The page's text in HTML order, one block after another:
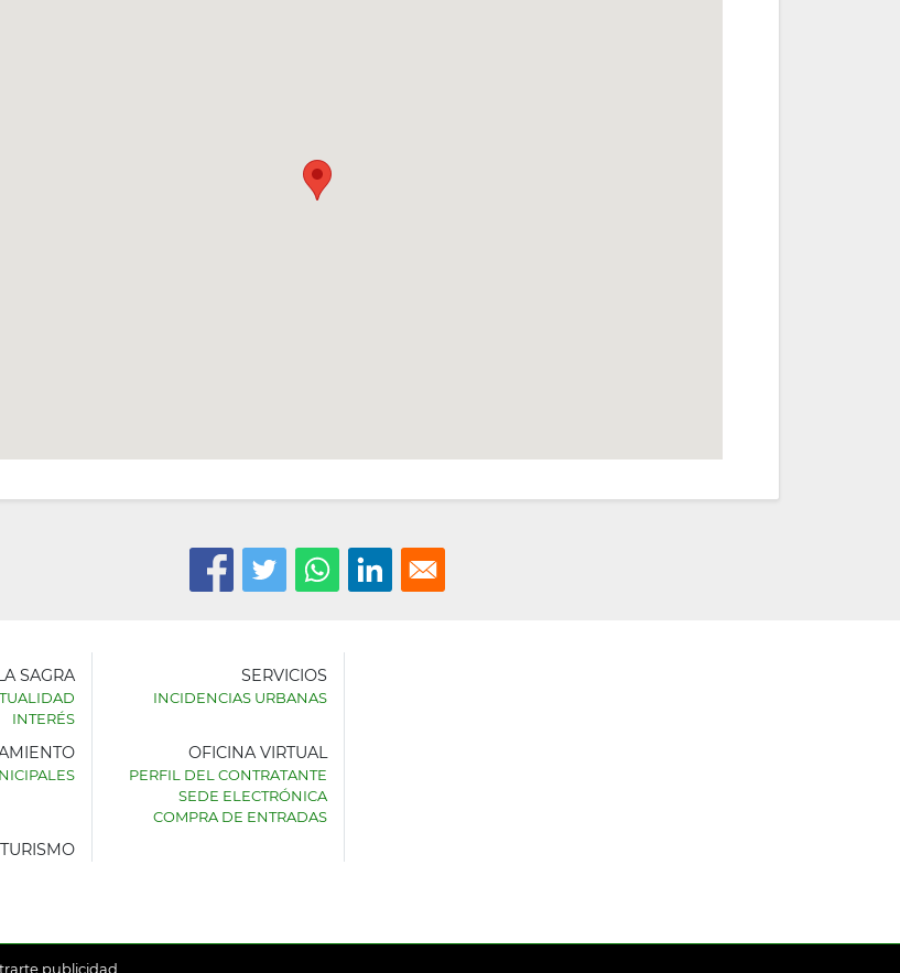
publicidad
SAGRA
INTERÉS
SERVICIOS
INCIDENCIAS URBANAS
OFICINA VIRTUAL
PERFIL DEL CONTRATANTE
SEDE ELECTRÓNICA
COMPRA DE ENTRADAS
TURISMO